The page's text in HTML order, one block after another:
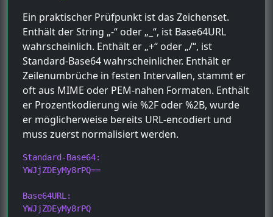
Ein praktischer Prüfpunkt ist das Zeichenset.
Enthält der String „-“ oder „_“, ist Base64URL
wahrscheinlich. Enthält er „+“ oder „/“, ist
Standard-Base64 wahrscheinlicher. Enthält er
Zeilenumbrüche in festen Intervallen, stammt er
oft aus MIME oder PEM-nahen Formaten. Enthält
er Prozentkodierung wie %2F oder %2B, wurde
er möglicherweise bereits URL-encodiert und
muss zuerst normalisiert werden.
Standard-Base64:
YWJjZDEyMy8rPQ==
Base64URL:
YWJjZDEyMy8rPQ